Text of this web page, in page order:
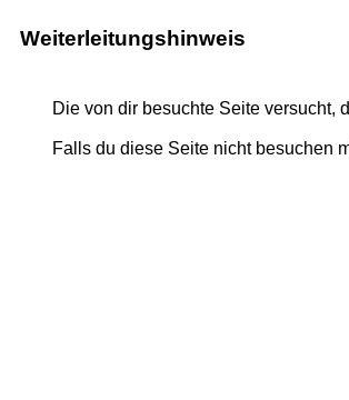
Weiterleitungshinweis
Die von dir besuchte Seite versucht,
Falls du diese Seite nicht besuchen